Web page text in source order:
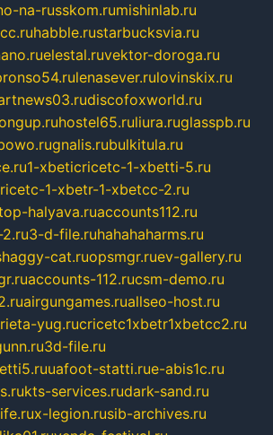
na-russkom.rumishinlab.ru
habble.rustarbucksvia.ru
elestal.ruvektor-doroga.ru
lenasever.rulovinskix.ru
discofoxworld.ru
hostel65.ruliura.ruglasspb.ru
gnalis.rubulkitula.ru
1-xbeticricetc-1-xbetti-5.ru
1-xbetr-1-xbetcc-2.ru
halyava.ruaccounts112.ru
3-d-file.ruhahahaharms.ru
cat.ruopsmgr.ruev-gallery.ru
accounts-112.rucsm-demo.ru
airgungames.ruallseo-host.ru
yug.rucricetc1xbetr1xbetcc2.ru
3d-file.ru
uafoot-statti.rue-abis1c.ru
kts-services.rudark-sand.ru
x-legion.rusib-archives.ru